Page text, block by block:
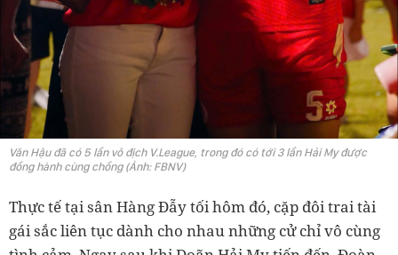
Văn Hậu đã có 5 lần vô địch V.League, trong đó có tới 3 lần Hải My được
đồng hành cùng chồng (Ảnh: FBNV)
Thực tế tại sân Hàng Đẫy tối hôm đó, cặp đôi trai tài
gái sắc liên tục dành cho nhau những cử chỉ vô cùng